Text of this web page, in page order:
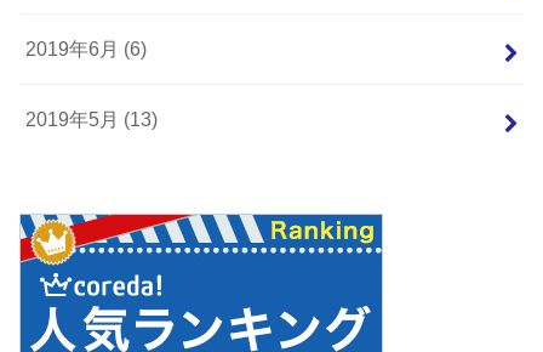
2019年6月 (6)
2019年5月 (13)